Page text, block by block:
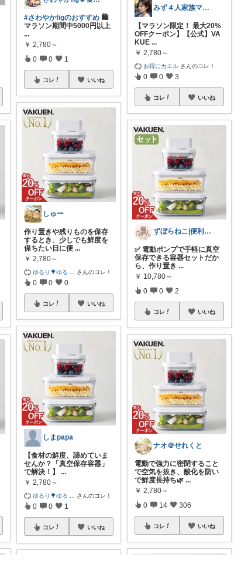
#さわやかfigのおすすめ 🛍️
マラソン期間中5000円以上
...
￥ 2,780～
0 0 1
コレ いいね
しゅー
作り置きや残りものを保存
するとき、少しでも鮮度を
保ちたい日に便 ...
￥ 2,780～
ゆるり🌳ゆる さんのコレ！
0 0 0
コレ いいね
しまpapa
【食材の鮮度、諦めていま
せんか？「真空保存容器」
で解決！】...
￥ 2,780～
ゆるり🌳ゆる さんのコレ！
0 0 1
コレ いいね
みず４人家族ママ★３０代子育て奮闘中🙆
【マラソン限定！ 最大20%
OFFクーポン】【公式】VA
KUE ...
￥ 2,780～
お得にカエル さんのコレ！
0 0 3
コレ いいね
ずぼらねこ|便利＆可愛いアイテムを紹介
✅ 電動ポンプで手軽に真空
保存できる容器セットだか
ら、作り置き ...
￥ 10,780～
0 0 2
コレ いいね
ナオ＠せれくと
電動で強力に密閉すること
で空気を抜き、酸化を防い
で鮮度長持ち🌿 ...
￥ 2,780～
0 14 306
コレ いいね